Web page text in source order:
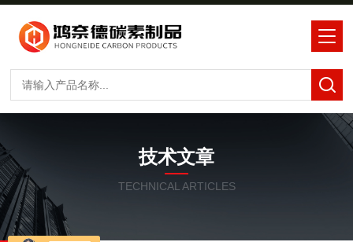
技术文章
TECHNICAL ARTICLES